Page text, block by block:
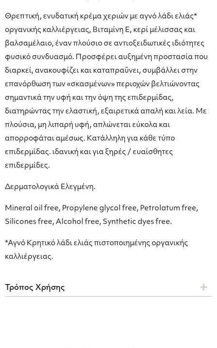
Θρεπτική, ενυδατική κρέμα χεριών με αγνό λάδι ελιάς*
οργανικής καλλιέργειας, Βιταμίνη Ε, κερί μέλισσας και
βαλσαμέλαιο, έναv πλούσιο σε αντιοξειδωτικές ιδιότητες
φυσικό συνδυασμό. Προσφέρει αυξημένη προστασία που
διαρκεί, ανακουφίζει και καταπραΰνει, συμβάλλει στην
επανόρθωση των «σκασμένων» περιοχών βελτιώνοντας
σημαντικά την υφή και την όψη της επιδερμίδας,
διατηρώντας την ελαστική, εξαιρετικά απαλή και λεία. Με
πλούσια, μη λιπαρή υφή, απλώνεται εύκολα και
απορροφάται αμέσως. Κατάλληλη για κάθε τύπο
επιδερμίδας. ιδανική και για ξηρές / ευαίσθητες
επιδερμίδες.
Δερματολογικά Ελεγμένη.
Mineral oil free, Propylene glycol free, Petrolatum free,
Silicones free, Alcohol free, Synthetic dyes free.
*Αγνό Κρητικό λάδι ελιάς πιστοποιημένης οργανικής
καλλιέργειας.
Τρόπος Χρήσης